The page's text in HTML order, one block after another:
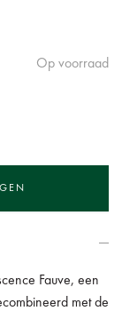
Op voorraad
Fauve, een
met de